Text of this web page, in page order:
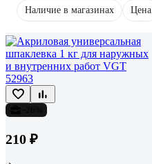
Наличие в магазинах Цена
210 ₽